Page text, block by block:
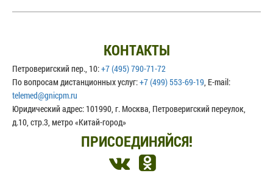
КОНТАКТЫ
Петроверигский пер., 10:+7 (495) 790-71-72
По вопросам дистанционных услуг:+7 (499) 553-69-19, E-mail:
telemed@gnicpm.ru
Юридический адрес: 101990, г. Москва, Петроверигский переулок,
д.10, стр.3, метро «Китай-город»
ПРИСОЕДИНЯЙСЯ!